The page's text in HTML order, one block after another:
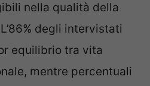
nella qualità della
degli intervistati
equilibrio tra vita
mentre percentuali